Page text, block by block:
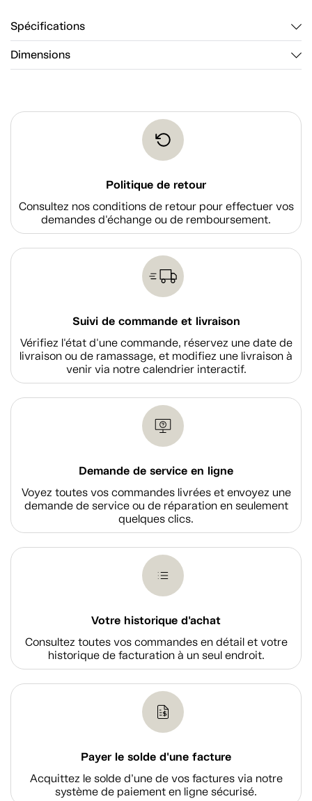
Spécifications
Dimensions
Politique de retour
Consultez nos conditions de retour pour effectuer vos
demandes d'échange ou de remboursement.
Suivi de commande et livraison
Vérifiez l'état d'une commande, réservez une date de
livraison ou de ramassage, et modifiez une livraison à
venir via notre calendrier interactif.
Demande de service en ligne
Voyez toutes vos commandes livrées et envoyez une
demande de service ou de réparation en seulement
quelques clics.
Votre historique d'achat
Consultez toutes vos commandes en détail et votre
historique de facturation à un seul endroit.
Payer le solde d'une facture
Acquittez le solde d’une de vos factures via notre
système de paiement en ligne sécurisé.